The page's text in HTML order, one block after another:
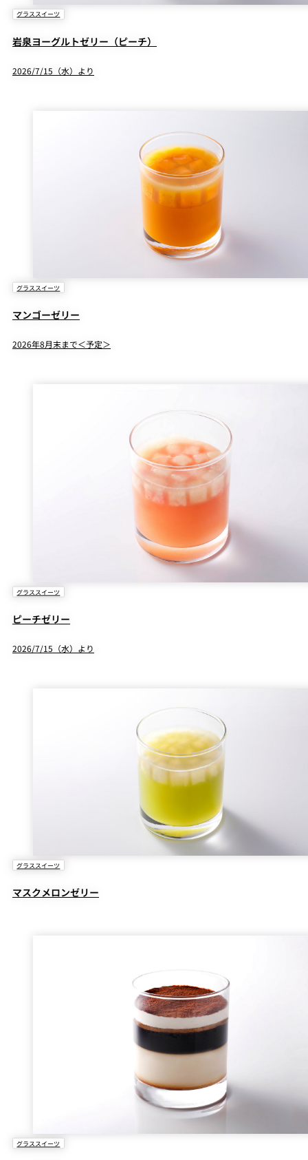
グラススイーツ
岩泉ヨーグルトゼリー（ピーチ）
2026/7/15（水）より
グラススイーツ
マンゴーゼリー
2026年8月末まで＜予定＞
グラススイーツ
ピーチゼリー
2026/7/15（水）より
グラススイーツ
マスクメロンゼリー
グラススイーツ